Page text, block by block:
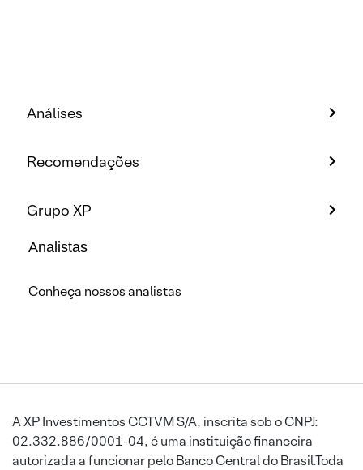
Análises
Recomendações
Grupo XP
Analistas
Conheça nossos analistas
A XP Investimentos CCTVM S/A, inscrita sob o CNPJ:
02.332.886/0001-04, é uma instituição financeira
autorizada a funcionar pelo Banco Central do Brasil.Toda